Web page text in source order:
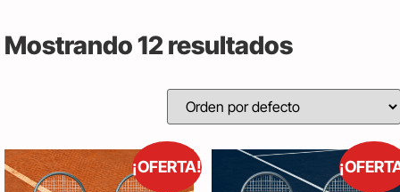
Mostrando 12 resultados
¡OFERTA!